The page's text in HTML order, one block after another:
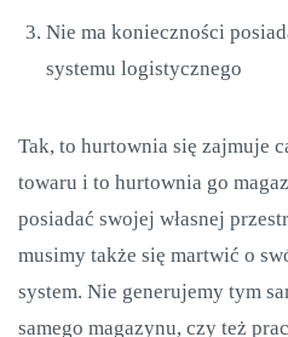
Nie ma konieczności
systemu logistycznego
Tak, to hurtownia się zajmuje
towaru i to hurtownia go
posiadać swojej własnej
musimy także się martwić o
system. Nie generujemy tym
samego magazynu, czy też